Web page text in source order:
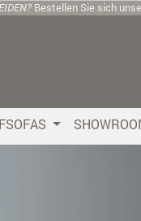
Bestellen Sie sich